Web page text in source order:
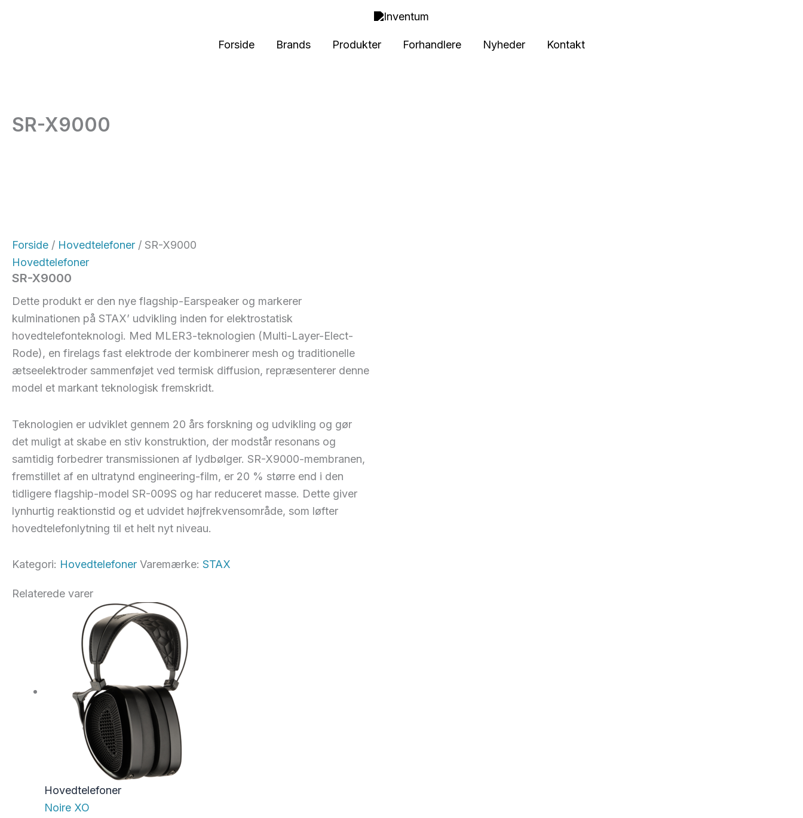
Forside Brands Produkter Forhandlere Nyheder Kontakt
SR-X9000
Forside / Hovedtelefoner / SR-X9000
Hovedtelefoner
SR-X9000
Dette produkt er den nye flagship-Earspeaker og markerer
kulminationen på STAX’ udvikling inden for elektrostatisk
hovedtelefonteknologi. Med MLER3-teknologien (Multi-Layer-Elect-
Rode), en firelags fast elektrode der kombinerer mesh og traditionelle
ætseelektroder sammenføjet ved termisk diffusion, repræsenterer denne
model et markant teknologisk fremskridt.
Teknologien er udviklet gennem 20 års forskning og udvikling og gør
det muligt at skabe en stiv konstruktion, der modstår resonans og
samtidig forbedrer transmissionen af lydbølger. SR-X9000-membranen,
fremstillet af en ultratynd engineering-film, er 20 % større end i den
tidligere flagship-model SR-009S og har reduceret masse. Dette giver
lynhurtig reaktionstid og et udvidet højfrekvensområde, som løfter
hovedtelefonlytning til et helt nyt niveau.
Kategori: Hovedtelefoner Varemærke: STAX
Relaterede varer
Hovedtelefoner
Noire XO